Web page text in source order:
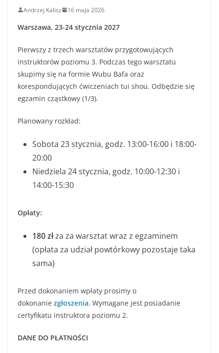
Andrzej Kalisz 16 maja 2026
Warszawa, 23-24 stycznia 2027
Pierwszy z trzech warsztatów przygotowujących
instruktorów poziomu 3. Podczas tego warsztatu
skupimy się na formie Wubu Bafa oraz
korespondujących ćwiczeniach tui shou. Odbędzie się
egzamin cząstkowy (1/3).
Planowany rozkład:
Sobota 23 stycznia, godz. 13:00-16:00 i 18:00-
20:00
Niedziela 24 stycznia, godz. 10:00-12:30 i
14:00-15:30
Opłaty:
180 złza za warsztat wraz z egzaminem
(opłata za udział powtórkowy pozostaje taka
sama)
Przed dokonaniem wpłaty prosimy o
dokonanie zgłoszenia. Wymagane jest posiadanie
certyfikatu instruktora poziomu 2.
DANE DO PŁATNOŚCI